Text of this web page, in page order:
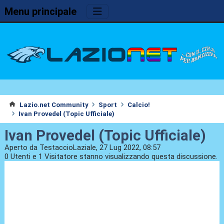
Menu principale
Lazio.net Community Sport
Calcio!
Ivan Provedel (Topic Ufficiale)
Ivan Provedel (Topic Ufficiale)
Aperto da TestaccioLaziale, 27 Lug 2022, 08:57
0 Utenti e 1 Visitatore stanno visualizzando questa discussione.